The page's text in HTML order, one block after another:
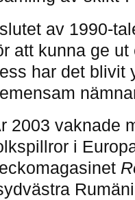
av 1990-
att kunna ge
har det blivit
2003 vaknade
i